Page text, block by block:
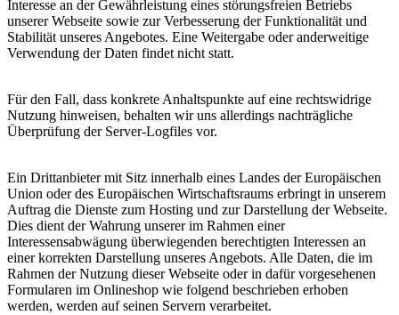
Interesse an der Gewährleistung eines störungsfreien Betriebs
unserer Webseite sowie zur Verbesserung der Funktionalität und
Stabilität unseres Angebotes. Eine Weitergabe oder anderweitige
Verwendung der Daten findet nicht statt.
Für den Fall, dass konkrete Anhaltspunkte auf eine rechtswidrige
Nutzung hinweisen, behalten wir uns allerdings nachträgliche
Überprüfung der Server-Logfiles vor.
Ein Drittanbieter mit Sitz innerhalb eines Landes der Europäischen
Union oder des Europäischen Wirtschaftsraums erbringt in unserem
Auftrag die Dienste zum Hosting und zur Darstellung der Webseite.
Dies dient der Wahrung unserer im Rahmen einer
Interessensabwägung überwiegenden berechtigten Interessen an
einer korrekten Darstellung unseres Angebots. Alle Daten, die im
Rahmen der Nutzung dieser Webseite oder in dafür vorgesehenen
Formularen im Onlineshop wie folgend beschrieben erhoben
werden, werden auf seinen Servern verarbeitet.